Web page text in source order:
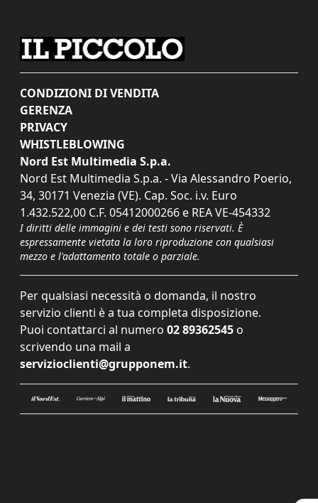
CONDIZIONI DI VENDITA
GERENZA
PRIVACY
WHISTLEBLOWING
Nord Est Multimedia S.p.a.
Nord Est Multimedia S.p.a. - Via Alessandro Poerio,
34, 30171 Venezia (VE). Cap. Soc. i.v. Euro
1.432.522,00 C.F. 05412000266 e REA VE-454332
I diritti delle immagini e dei testi sono riservati. È
espressamente vietata la loro riproduzione con qualsiasi
mezzo e l'adattamento totale o parziale.
Per qualsiasi necessità o domanda, il nostro
servizio clienti è a tua completa disposizione.
Puoi contattarci al numero 02 89362545 o
scrivendo una mail a
servizioclienti@grupponem.it.